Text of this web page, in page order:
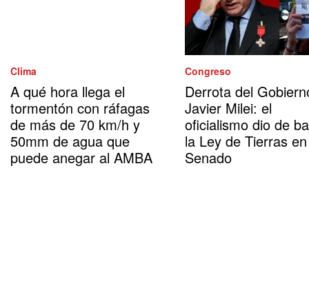
Clima
A qué hora llega el
tormentón con ráfagas
de más de 70 km/h y
50mm de agua que
puede anegar al AMBA
Congreso
Derrota del
Javier Milei: el
oficialismo dio de
la Ley de Tierras
Senado